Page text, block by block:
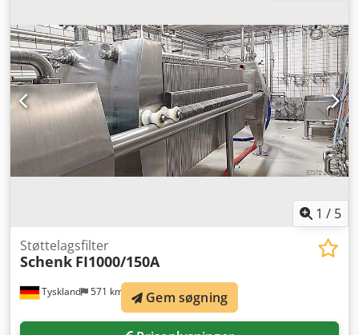
Denne proces gentages i den anden afgasningsbeholder. I
den tredje beholder (impregneringsbeholder) blandes
vandet efter passage gennem injektordysen med CO2
under impregneringstryk i den øvre del af beholderen.
Maskine (ekstra): flertrins koldafgasning med
imprægnering. Grundkonstruktion: på rustfrit stålramme.
Dkjdpfxsxzqt Io Aaher Udstyr: 3 beholdere (hver med
manometer); 3 centrifugalpumper; styretavle med
betjeningspanel; rørledninger med diverse armaturer.
1 / 5
Tyskland 571 km
Støttelagsfilter
Schenk FI1000/150A
Gem søgning